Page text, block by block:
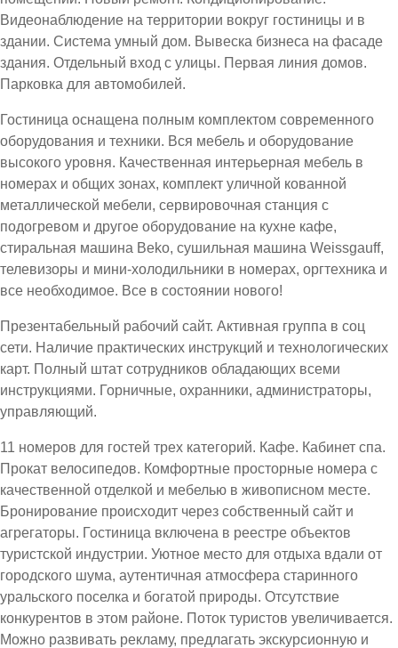
Видеонаблюдение на территории вокруг гостиницы и в
здании. Система умный дом. Вывеска бизнеса на фасаде
здания. Отдельный вход с улицы. Первая линия домов.
Парковка для автомобилей.
Гостиница оснащена полным комплектом современного
оборудования и техники. Вся мебель и оборудование
высокого уровня. Качественная интерьерная мебель в
номерах и общих зонах, комплект уличной кованной
металлической мебели, сервировочная станция с
подогревом и другое оборудование на кухне кафе,
стиральная машина Beko, сушильная машина Weissgauff,
телевизоры и мини-холодильники в номерах, оргтехника и
все необходимое. Все в состоянии нового!
Презентабельный рабочий сайт. Активная группа в соц
сети. Наличие практических инструкций и технологических
карт. Полный штат сотрудников обладающих всеми
инструкциями. Горничные, охранники, администраторы,
управляющий.
11 номеров для гостей трех категорий. Кафе. Кабинет спа.
Прокат велосипедов. Комфортные просторные номера с
качественной отделкой и мебелью в живописном месте.
Бронирование происходит через собственный сайт и
агрегаторы. Гостиница включена в реестре объектов
туристской индустрии. Уютное место для отдыха вдали от
городского шума, аутентичная атмосфера старинного
уральского поселка и богатой природы. Отсутствие
конкурентов в этом районе. Поток туристов увеличивается.
Можно развивать рекламу, предлагать экскурсионную и